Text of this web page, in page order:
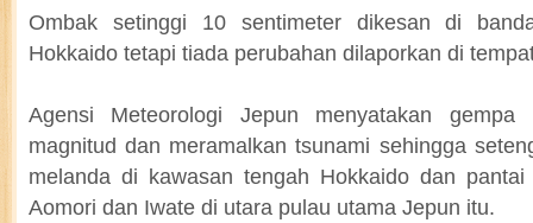
Ombak setinggi 10 sentimeter dikesan di
Hokkaido tetapi tiada perubahan dilaporkan di
Agensi Meteorologi Jepun menyatakan
magnitud dan meramalkan tsunami sehingga
melanda di kawasan tengah Hokkaido dan
Aomori dan Iwate di utara pulau utama Jepun itu.